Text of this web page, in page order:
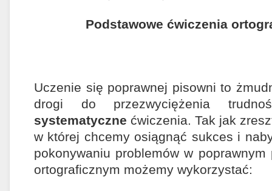
Podstawowe ćwiczenia
Uczenie się poprawnej pisowni to
drogi do przezwyciężenia
systematyczne ćwiczenia. Tak jak
w której chcemy osiągnąć sukces i
pokonywaniu problemów w
ortograficznym możemy wykorzystać: